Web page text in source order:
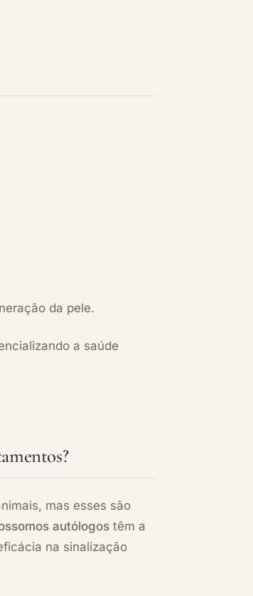
da pele.
a saúde
mas esses são
autólogostêm a
na sinalização